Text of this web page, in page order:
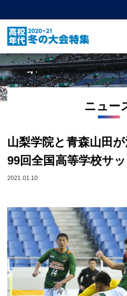
ニュー
山梨学院と青森山田
99回全国高等学校サ
2021.01.10